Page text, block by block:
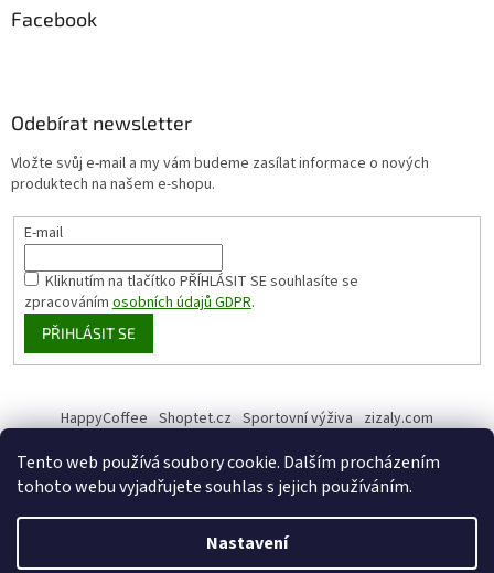
Tento web používá soubory cookie. Dalším procházením
tohoto webu vyjadřujete souhlas s jejich používáním.
Nastavení
Facebook
Odebírat newsletter
Vložte svůj e-mail a my vám budeme zasílat informace o nových
produktech na našem e-shopu.
E-mail
Kliknutím na tlačítko PŘÍHLÁSIT SEsouhlasíte se
zpracováním osobních údajů GDPR.
PŘIHLÁSIT SE
HappyCoffee Shoptet.cz Sportovní výživa zizaly.com